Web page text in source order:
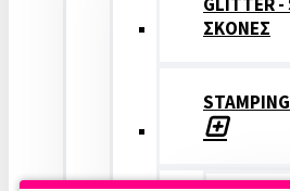
ΣΚΟΝΕΣ